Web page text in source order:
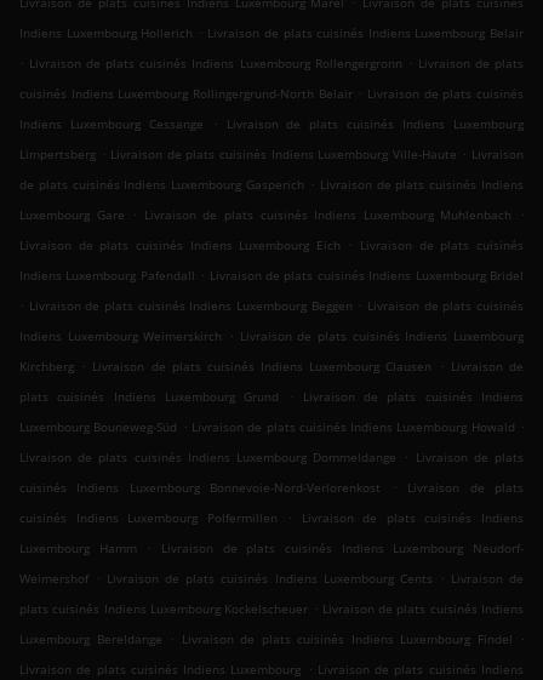
Indiens Luxembourg Hollerich . Livraison de plats cuisinés Indiens Luxembourg Belair
. Livraison de plats cuisinés Indiens Luxembourg Rollengergronn . Livraison de plats
cuisinés Indiens Luxembourg Rollingergrund-North Belair . Livraison de plats cuisinés
Indiens Luxembourg Cessange
.
Livraison de plats cuisinés Indiens Luxembourg
Limpertsberg . Livraison de plats cuisinés Indiens Luxembourg Ville-Haute . Livraison
de plats cuisinés Indiens Luxembourg Gasperich . Livraison de plats cuisinés Indiens
Luxembourg Gare
. Livraison de plats cuisinés Indiens Luxembourg Muhlenbach
.
Livraison de plats cuisinés Indiens Luxembourg Eich
. Livraison de plats cuisinés
Indiens Luxembourg Pafendall . Livraison de plats cuisinés Indiens Luxembourg Bridel
. Livraison de plats cuisinés Indiens Luxembourg Beggen . Livraison de plats cuisinés
Indiens Luxembourg Weimerskirch
. Livraison de plats cuisinés Indiens Luxembourg
Kirchberg . Livraison de plats cuisinés Indiens Luxembourg Clausen . Livraison de
plats cuisinés Indiens Luxembourg Grund
.
Livraison de plats cuisinés Indiens
Luxembourg Bouneweg-Süd . Livraison de plats cuisinés Indiens Luxembourg Howald .
Livraison de plats cuisinés Indiens Luxembourg Dommeldange
. Livraison de plats
cuisinés Indiens Luxembourg Bonnevoie-Nord-Verlorenkost
.
Livraison de plats
cuisinés Indiens Luxembourg Polfermillen
.
Livraison de plats cuisinés Indiens
Luxembourg Hamm
.
Livraison de plats cuisinés Indiens Luxembourg Neudorf-
Weimershof . Livraison de plats cuisinés Indiens Luxembourg Cents . Livraison de
plats cuisinés Indiens Luxembourg Kockelscheuer . Livraison de plats cuisinés Indiens
Luxembourg Bereldange
. Livraison de plats cuisinés Indiens Luxembourg Findel
.
Livraison de plats cuisinés Indiens Luxembourg . Livraison de plats cuisinés Indiens